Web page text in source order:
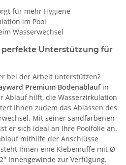
für mehr Hygiene
im Pool
Wasserwechsel
perfekte Unterstützung für
bei der Arbeit unterstützen?
Premium Bodenablaufin
Ablauf hilft, die Wasserzirkulation
Ihnen zudem das Ablassen des
Mit seiner sandfarbenen
er sich ideal an Ihre Poolfolie an.
mithilfe der Anschlüsse
Ihnen eine Klebemuffe mit Ø
Innengewinde zur Verfügung.